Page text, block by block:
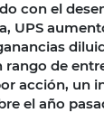
con el
UPS
rango de
acción, un
el año